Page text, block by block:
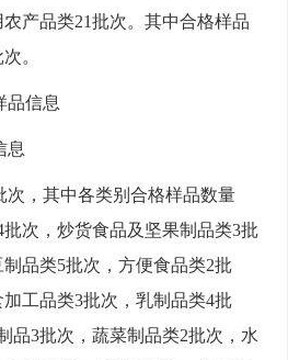
农产品类21批次。 其中合格样品
次。
品信息
息
次 ，其中各类别合格样品数量
批次，炒货食品及坚果制品类3批
制品类5批次，方便食品类2批
加工品类3批次，乳制品类4批
品3批次，蔬菜制品类2批次，水